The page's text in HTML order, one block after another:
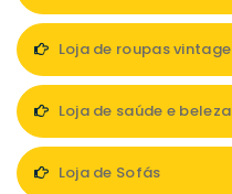
Loja de roupas vintage
Loja de saúde e beleza
Loja de Sofás